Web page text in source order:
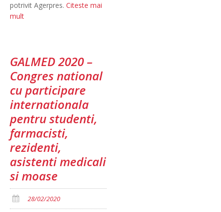
potrivit Agerpres. Citeste mai
mult
GALMED 2020 –
Congres national
cu participare
internationala
pentru studenti,
farmacisti,
rezidenti,
asistenti medicali
si moase
28/02/2020